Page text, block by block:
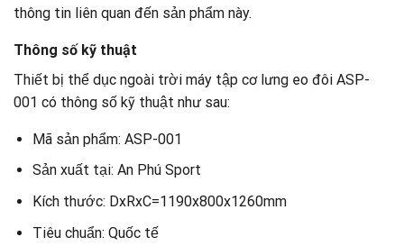
thông tin liên quan đến sản phẩm này.
Thông số kỹ thuật
Thiết bị thể dục ngoài trời máy tập cơ lưng eo đôi ASP-
001 có thông số kỹ thuật như sau:
Mã sản phẩm: ASP-001
Sản xuất tại: An Phú Sport
Kích thước: DxRxC=1190x800x1260mm
Tiêu chuẩn: Quốc tế